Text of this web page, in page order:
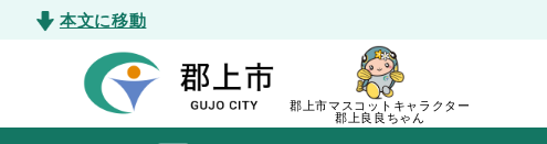
本文に移動
郡上市マスコットキャラクター
郡上良良ちゃん